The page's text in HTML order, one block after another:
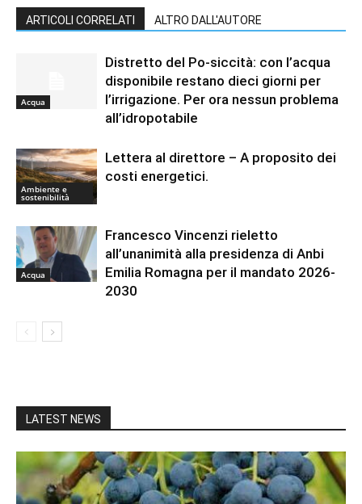
ARTICOLI CORRELATI ALTRO DALL'AUTORE
Acqua
Distretto del Po-siccità: con l’acqua
disponibile restano dieci giorni per
l’irrigazione. Per ora nessun problema
all’idropotabile
Ambiente e
sostenibilità
Lettera al direttore – A proposito dei
costi energetici.
Acqua
Francesco Vincenzi rieletto
all’unanimità alla presidenza di Anbi
Emilia Romagna per il mandato 2026-
2030
LATEST NEWS